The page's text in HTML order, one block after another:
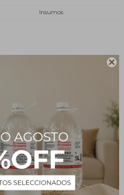

Insumos
vidrio boro 3.3
técnico posventa